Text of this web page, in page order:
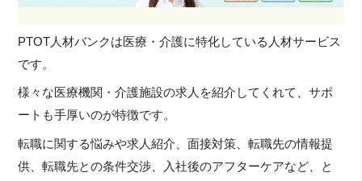
PTOT人材バンクは 医療・介護に特化している人材サービス
です。
様々な医療機関・介護施設の求人を紹介してくれて、サポ
ートも手厚いのが特徴です。
転職に関する悩みや求人紹介、面接対策、転職先の情報提
供、転職先との条件交渉、入社後のアフターケアなど、と